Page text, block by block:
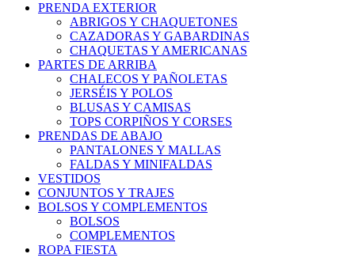
PRENDA EXTERIOR
ABRIGOS Y CHAQUETONES
CAZADORAS Y GABARDINAS
CHAQUETAS Y AMERICANAS
PARTES DE ARRIBA
CHALECOS Y PAÑOLETAS
JERSÉIS Y POLOS
BLUSAS Y CAMISAS
TOPS CORPIÑOS Y CORSES
PRENDAS DE ABAJO
PANTALONES Y MALLAS
FALDAS Y MINIFALDAS
VESTIDOS
CONJUNTOS Y TRAJES
BOLSOS Y COMPLEMENTOS
BOLSOS
COMPLEMENTOS
ROPA FIESTA